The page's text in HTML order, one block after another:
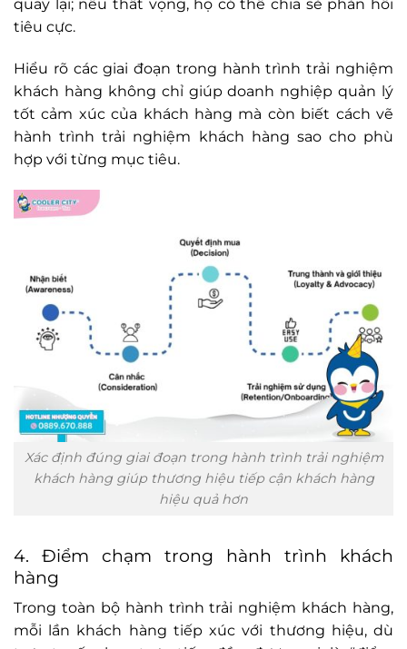
quay lại; nếu thất vọng, họ có thể chia sẻ phản hồi
tiêu cực.
Hiểu rõ các giai đoạn trong hành trình trải nghiệm
khách hàng không chỉ giúp doanh nghiệp quản lý
tốt cảm xúc của khách hàng mà còn biết cách vẽ
hành trình trải nghiệm khách hàng sao cho phù
hợp với từng mục tiêu.
Xác định đúng giai đoạn trong hành trình trải nghiệm
khách hàng giúp thương hiệu tiếp cận khách hàng
hiệu quả hơn
4. Điểm chạm trong hành trình khách
hàng
Trong toàn bộ hành trình trải nghiệm khách hàng,
mỗi lần khách hàng tiếp xúc với thương hiệu, dù